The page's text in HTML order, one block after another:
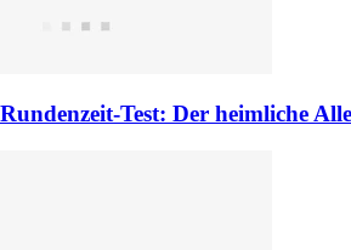
Test: Der heimliche